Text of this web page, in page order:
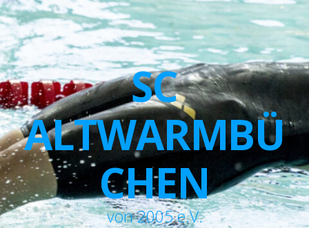
SC
ALTWARMBÜ
CHEN
von 2005 e.V.